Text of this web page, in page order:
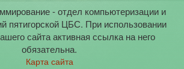
- отдел компьютеризации и
пятигорской ЦБС. При использовании
сайта активная ссылка на него
обязательна.
Карта сайта